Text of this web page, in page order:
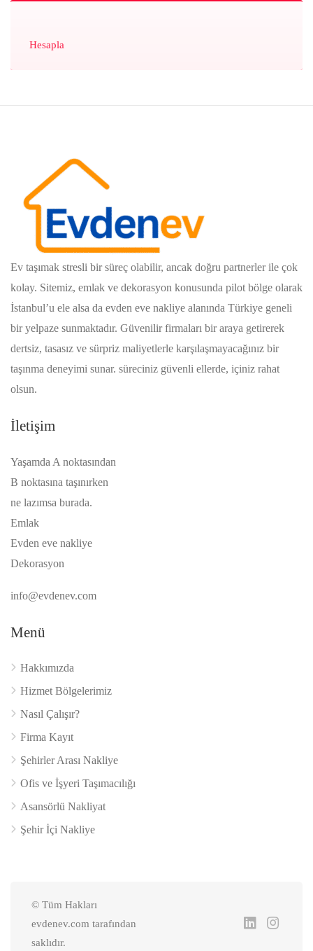
Hesapla
Ev taşımak stresli bir süreç olabilir, ancak doğru partnerler ile çok
kolay. Sitemiz, emlak ve dekorasyon konusunda pilot bölge olarak
İstanbul’u ele alsa da evden eve nakliye alanında Türkiye geneli
bir yelpaze sunmaktadır. Güvenilir firmaları bir araya getirerek
dertsiz, tasasız ve sürpriz maliyetlerle karşılaşmayacağınız bir
taşınma deneyimi sunar. süreciniz güvenli ellerde, içiniz rahat
olsun.
İletişim
Yaşamda A noktasından
B noktasına taşınırken
ne lazımsa burada.
Emlak
Evden eve nakliye
Dekorasyon
info@evdenev.com
Menü
Hakkımızda
Hizmet Bölgelerimiz
Nasıl Çalışır?
Firma Kayıt
Şehirler Arası Nakliye
Ofis ve İşyeri Taşımacılığı
Asansörlü Nakliyat
Şehir İçi Nakliye
© Tüm Hakları
evdenev.com tarafından
saklıdır.